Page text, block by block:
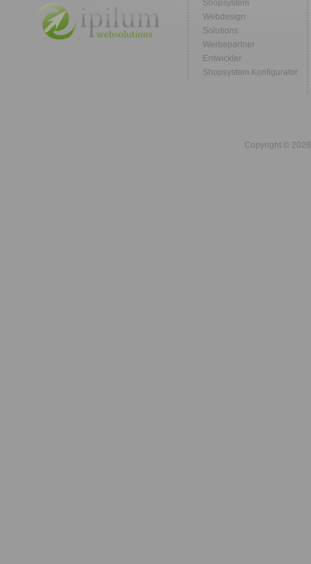
Shopsystem
Webdesign
Solutions
Werbepartner
Entwickler
Shopsystem Konfigurator
Copyright ©